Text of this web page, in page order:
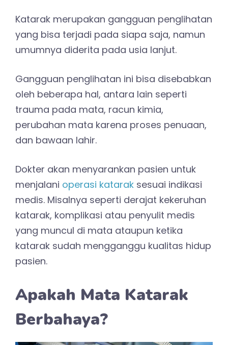
Katarak merupakan gangguan penglihatan
yang bisa terjadi pada siapa saja, namun
umumnya diderita pada usia lanjut.
Gangguan penglihatan ini bisa disebabkan
oleh beberapa hal, antara lain seperti
trauma pada mata, racun kimia,
perubahan mata karena proses penuaan,
dan bawaan lahir.
Dokter akan menyarankan pasien untuk
menjalani operasi katarak sesuai indikasi
medis. Misalnya seperti derajat kekeruhan
katarak, komplikasi atau penyulit medis
yang muncul di mata ataupun ketika
katarak sudah mengganggu kualitas hidup
pasien.
Apakah Mata Katarak
Berbahaya?